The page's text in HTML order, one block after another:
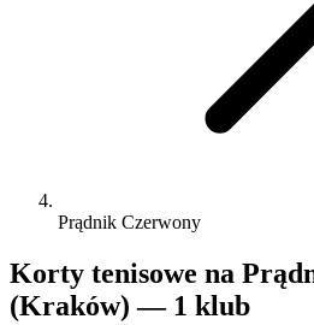
Prądnik Czerwony
Korty tenisowe na
(Kraków) — 1 klub